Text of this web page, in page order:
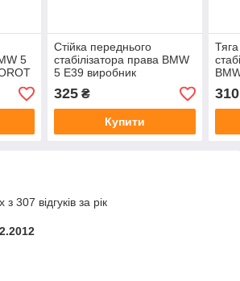
5
Стійка переднього
стабілізатора права BMW
5 E39 виробник
TEKNOROT Туреччина
325₴
Купити
310
307 відгуків за рік